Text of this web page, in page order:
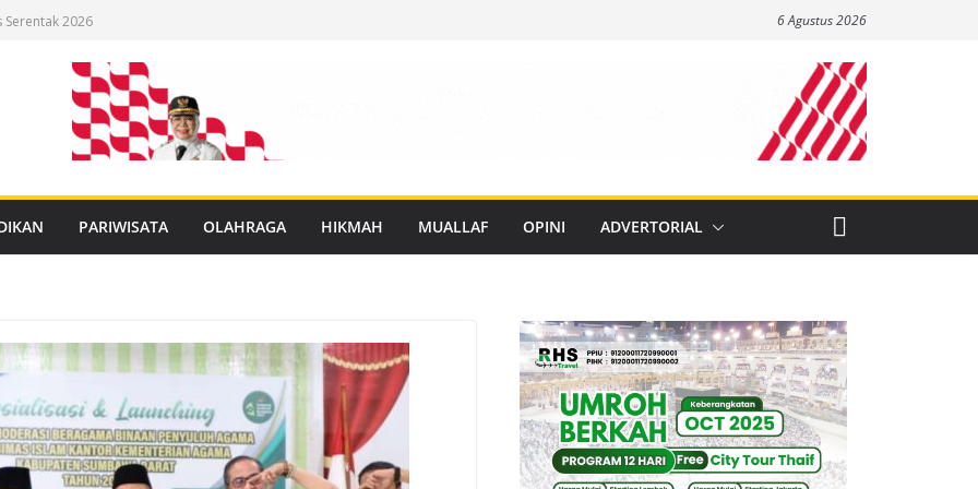
Serentak 2026
E-Voting
Pakirum
6 Agustus 2026
PARIWISATA OLAHRAGA HIKMAH MUALLAF OPINI ADVERTORIAL